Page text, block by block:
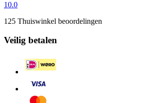
10.0
125 Thuiswinkel beoordelingen
Veilig betalen